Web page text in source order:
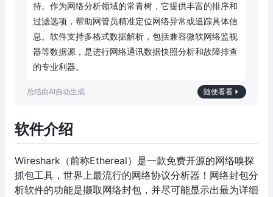
持。作为网络分析领域的常青树，它提供丰富的排序和
过滤选项，帮助网管员精准定位网络异常或追踪具体信
息。软件支持多格式数据解析，包括兼容微软网络监视
器等数据源，是进行网络通讯数据快照分析和故障排查
的专业利器。
随便看看
软件介绍
Wireshark（前称Ethereal）是一款免费开源的网络嗅探
抓包工具，世界上最流行的网络协议分析器！网络封包分
析软件的功能是撷取网络封包，并尽可能显示出最为详细